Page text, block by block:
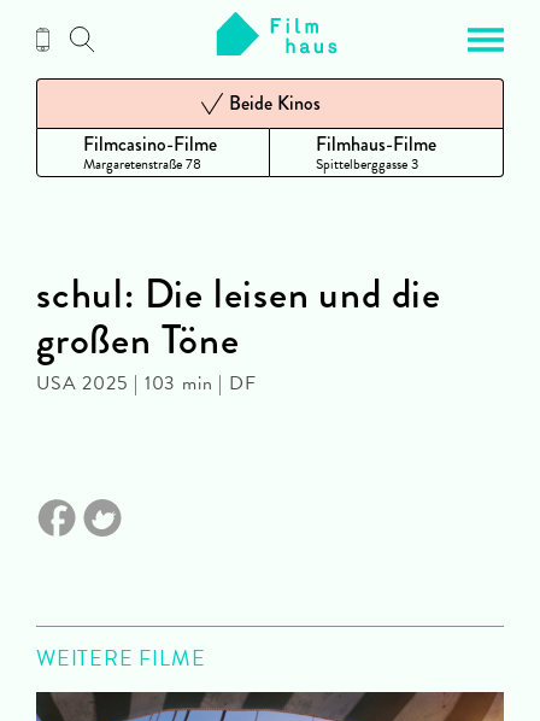
Inhalt
Filmcasino-Filme
Margaretenstraße 78
Beide Kinos
Filmhaus-Filme
Spittelberggasse 3
schul: Die leisen und die
großen Töne
USA 2025 | 103 min | DF
WEITERE FILME